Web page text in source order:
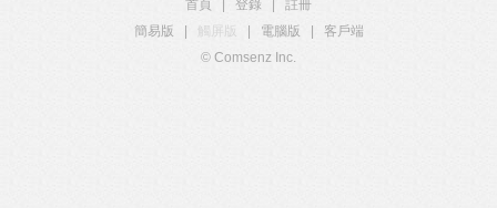
首頁 登錄
註冊
簡易版
觸屏版 電腦版
客戶端
© Comsenz Inc.